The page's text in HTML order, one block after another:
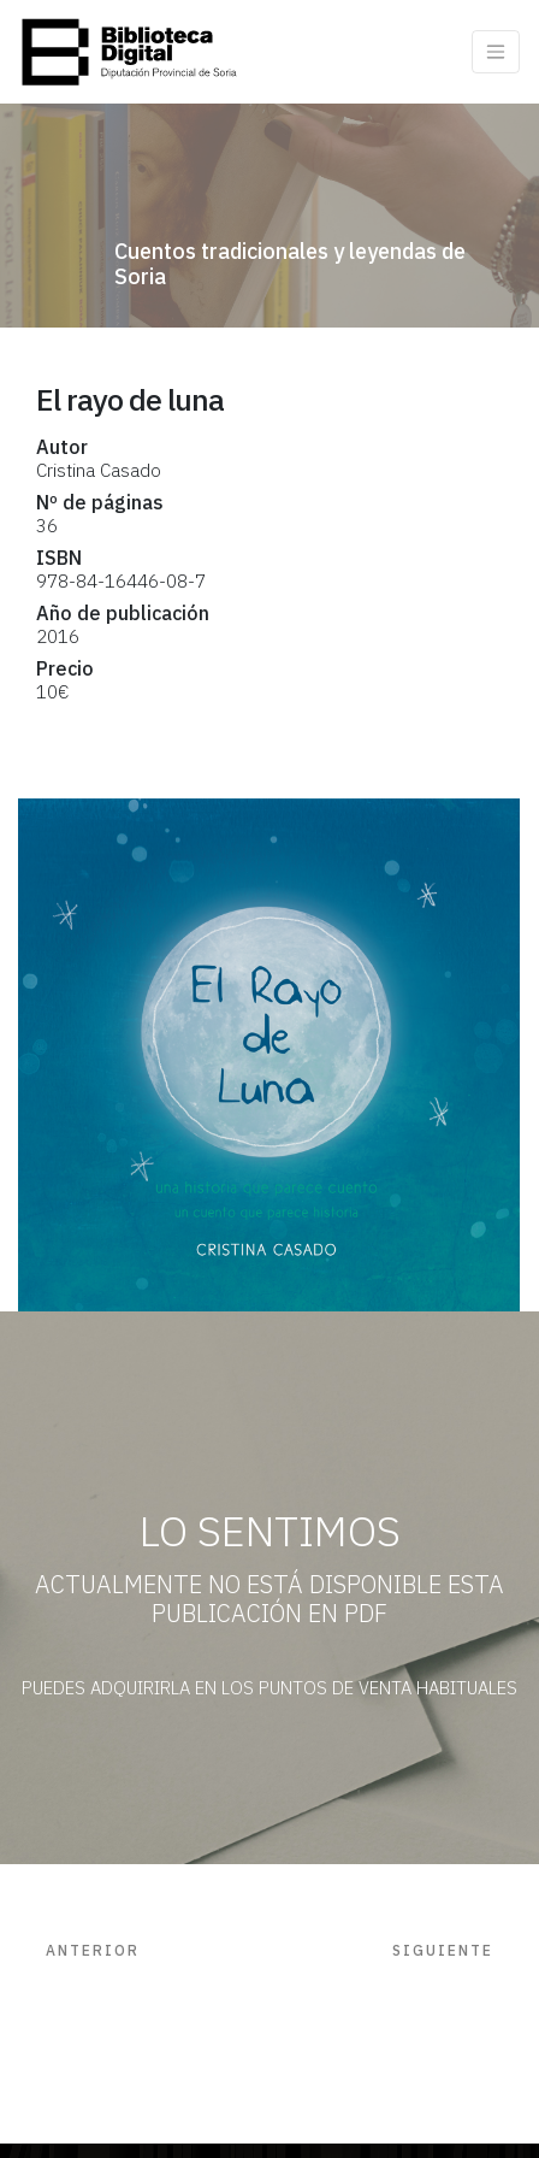
Cuentos tradicionales y leyendas de
Soria
El rayo de luna
Autor
Cristina Casado
Nº de páginas
36
ISBN
978-84-16446-08-7
Año de publicación
2016
Precio
10€
LO SENTIMOS
ACTUALMENTE NO ESTÁ DISPONIBLE ESTA
PUBLICACIÓN EN PDF
PUEDES ADQUIRIRLA EN LOS PUNTOS DE VENTA HABITUALES
ANTERIOR SIGUIENTE